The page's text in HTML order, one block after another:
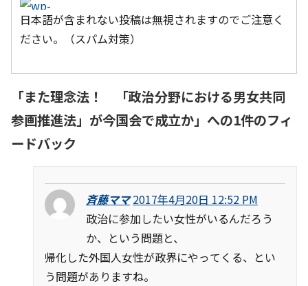
日本語が含まれない投稿は無視されますのでご注意く
ださい。（スパム対策）
「また理念法！ 「政治分野における男女共同
参画推進法」が今国会で成立か」への1件のフィ
ードバック
斉藤ママ 2017年4月20日 12:52 PM
政治に参加したい女性がいるんだろう
か、という問題と、
帰化した外国人女性が政界にやってくる、とい
う問題がありますね。